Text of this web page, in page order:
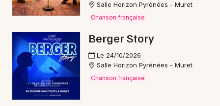
09 - Ariège
Choisir mes départements
Salle Horizon Pyrénées - Muret
Chanson française
Berger Story
Le 24/10/2026
Salle Horizon Pyrénées - Muret
Chanson française